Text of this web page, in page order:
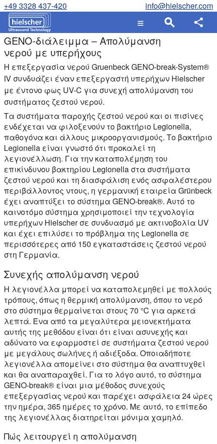
+49 3328 437-420 info@hielscher.com
GENO-διάλειμμα – Απολύμανση
νερού με υπερήχους
Η επεξεργασία νερού Gruenbeck GENO-break-System®
IV συνδυάζει έναν επεξεργαστή υπερήχων Hielscher
με έντονο φως UV-C για συνεχή απολύμανση του
συστήματος ζεστού νερού.
Τα συστήματα παροχής ζεστού νερού και οι πισίνες
ενδέχεται να φιλοξενούν το βακτήριο Legionella,
παθογόνα και άλλους μικροοργανισμούς. Το βακτήριο
Legionella είναι γνωστό ότι προκαλεί τη
λεγιονέλλωση. Για την καταπολέμηση του
επικίνδυνου βακτηρίου Legionella στα συστήματα
ζεστού νερού και τη διασφάλιση ενός ασφαλέστερου
περιβάλλοντος ντους, η γερμανική εταιρεία Grünbeck
έχει αναπτύξει το σύστημα GENO-break®. Αυτό το
καινοτόμο σύστημα χρησιμοποιεί την τεχνολογία
υπερήχων Hielscher σε συνδυασμό με ακτινοβολία UV
και έχει επιλύσει το πρόβλημα της Legionella σε
περισσότερες από 150 εγκαταστάσεις ζεστού νερού
στη Γερμανία.
Συνεχής απολύμανση νερού
Η λεγιονέλλα μπορεί να καταπολεμηθεί με πολλούς
τρόπους, όπως η θερμική απολύμανση, όπου το νερό
στο σύστημα θερμαίνεται στους 70 °C για αρκετά
λεπτά. Ένα από τα μεγαλύτερα μειονεκτήματα
αυτής της μεθόδου είναι ότι είναι ασυνεχής και
αδύνατο να εφαρμοστεί σε συστήματα ζεστού νερού
με μεγάλους σωλήνες ή αδιέξοδα. Οποιαδήποτε
λεγιονέλλα απομείνει στο σύστημα θα αναπτυχθεί
και θα αναπαραχθεί. Για το λόγο αυτό, το σύστημα
GENO-break® είναι μια μέθοδος συνεχούς
επεξεργασίας νερού και παρέχει ασφάλεια 24 ώρες
την ημέρα, 365 ημέρες το χρόνο. Με αυτό, το επίπεδο
της λεγιονέλλας διατηρείται μόνιμα χαμηλό.
Πώς λειτουργεί η απολύμανση